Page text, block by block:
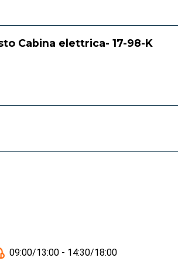
Cabina elettrica- 17-98-K
09:00/13:00 - 14:30/18:00